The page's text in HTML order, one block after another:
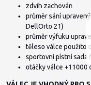
zdvih zachován
průměr sání
DellOrto 21)
průměr výfuku
těleso válce použito
sportovní pístní sada
otáčky válce +11000